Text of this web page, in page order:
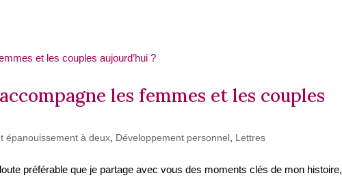
les femmes et les couples
épanouissement à deux Développement personnel Lettres
préférable que je partage avec vous des moments clés de mon histoire,